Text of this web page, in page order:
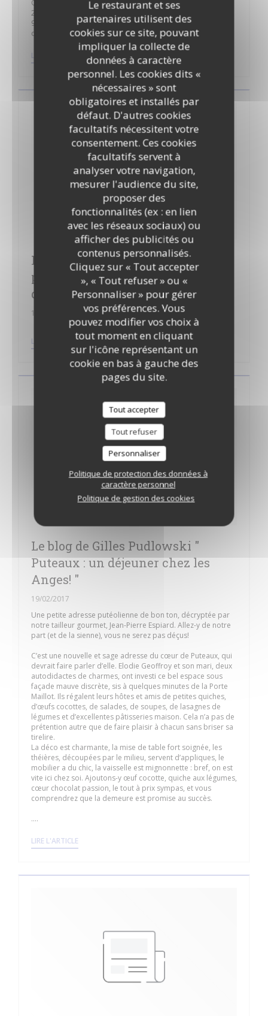
Le restaurant et ses
partenaires utilisent des
cookies sur ce site, pouvant
impliquer la collecte de
données à caractère
personnel. Les cookies dits «
nécessaires » sont
obligatoires et installés par
défaut. D'autres cookies
facultatifs nécessitent votre
consentement. Ces cookies
facultatifs servent à
analyser votre navigation,
mesurer l'audience du site,
proposer des
fonctionnalités (ex : en lien
avec les réseaux sociaux) ou
afficher des publicités ou
contenus personnalisés.
Cliquez sur « Tout accepter
», « Tout refuser » ou «
Personnaliser » pour gérer
vos préférences. Vous
pouvez modifier vos choix à
tout moment en cliquant
sur l'icône représentant un
cookie en bas à gauche des
pages du site.
Tout accepter
Tout refuser
Personnaliser
Politique de protection des données à
caractère personnel
Politique de gestion des cookies
O gourmandises d'Ange
23 RUE Chantecoq
92800 Puteaux
ogourmandisedange@gmail.com
LIRE L'ARTICLE ((OUVRE UNE NOUVELLE FENÊTRE))
LeParisien Article Puteaux : de la
pâtisserie républicaine… au salon
de thé de la mairie
14/07/2018
LIRE L'ARTICLE((OUVRE UNE NOUVELLE FENÊTRE))
Le blog de Gilles Pudlowski "
Puteaux : un déjeuner chez les
Anges! "
19/02/2017
Une petite adresse putéolienne de bon ton, décryptée par
notre tailleur gourmet, Jean-Pierre Espiard. Allez-y de notre
part (et de la sienne), vous ne serez pas déçus!
C’est une nouvelle et sage adresse du cœur de Puteaux, qui
devrait faire parler d’elle. Elodie Geoffroy et son mari, deux
autodidactes de charmes, ont investi ce bel espace sous
façade mauve discrète, sis à quelques minutes de la Porte
Maillot. Ils régalent leurs hôtes et amis de petites quiches,
d’œufs cocottes, de salades, de soupes, de lasagnes de
légumes et d’excellentes pâtisseries maison. Cela n’a pas de
prétention autre que de faire plaisir à chacun sans briser sa
tirelire.
La déco est charmante, la mise de table fort soignée, les
théières, découpées par le milieu, servent d’appliques, le
mobilier a du chic, la vaisselle est mignonnette : bref, on est
vite ici chez soi. Ajoutons-y œuf cocotte, quiche aux légumes,
cœur chocolat passion, le tout à prix sympas, et vous
comprendrez que la demeure est promise au succès.
....
LIRE L'ARTICLE